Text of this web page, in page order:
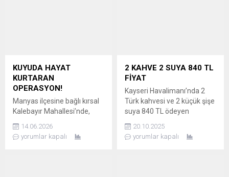
KUYUDA HAYAT
KURTARAN
OPERASYON!
Manyas ilçesine bağlı kırsal
Kalebayır Mahallesi’nde,
arazide bulunan üzeri açık
su kuyusuna düşerek
14.06.2026
yorumlar kapalı
2 KAHVE 2 SUYA 840 TL
FİYAT
Kayseri Havalimanı’nda 2
Türk kahvesi ve 2 küçük şişe
suya 840 TL ödeyen
fiyatlara tepki gösterdi.
SOSYAL MEDYADA
20.10.2025
yorumlar kapalı